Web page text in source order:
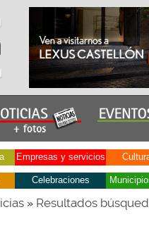
Empresas y servicios
Celebraciones
» Resultados